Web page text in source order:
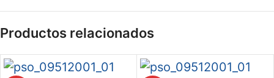
Productos relacionados